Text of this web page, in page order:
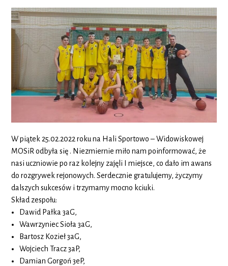
W piątek 25.02.2022 roku na Hali Sportowo – Widowiskowej
MOSiR odbyła się . Niezmiernie miło nam poinformować, że
nasi uczniowie po raz kolejny zajęli I miejsce, co dało im awans
do rozgrywek rejonowych. Serdecznie gratulujemy, życzymy
dalszych sukcesów i trzymamy mocno kciuki.
Skład zespołu:
Dawid Pałka 3aG,
Wawrzyniec Sioła 3aG,
Bartosz Kozieł 3aG,
Wojciech Tracz 3aP,
Damian Gorgoń 3eP,